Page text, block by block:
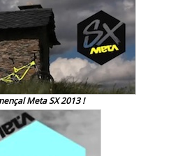
Meta SX 2013 !